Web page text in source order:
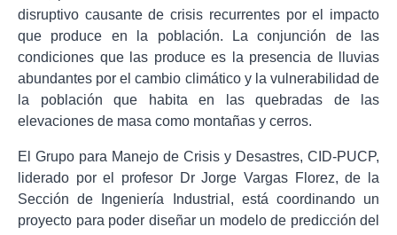
disruptivo causante de crisis recurrentes por el impacto
que produce en la población. La conjunción de las
condiciones que las produce es la presencia de lluvias
abundantes por el cambio climático y la vulnerabilidad de
la población que habita en las quebradas de las
elevaciones de masa como montañas y cerros.
El Grupo para Manejo de Crisis y Desastres, CID-PUCP,
liderado por el profesor Dr Jorge Vargas Florez, de la
Sección de Ingeniería Industrial, está coordinando un
proyecto para poder diseñar un modelo de predicción del